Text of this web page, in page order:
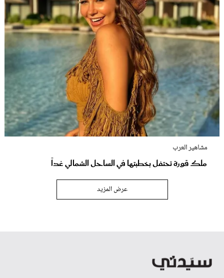
مشاهير العرب
ملك قورة تحتفل بخطبتها في الساحل الشمالي غداً
عرض المزيد